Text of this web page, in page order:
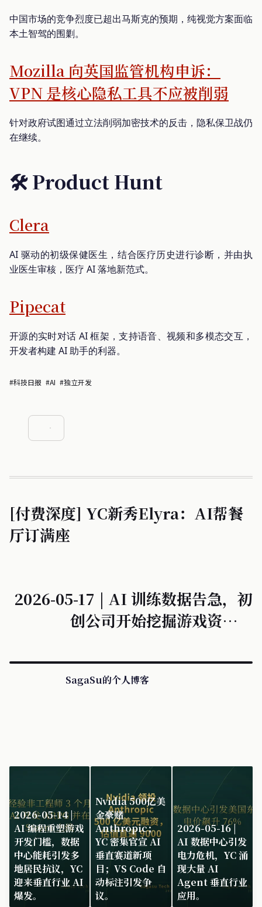
中国市场的竞争烈度已超出马斯克的预期，纯视觉方案面临
本土智驾的围剿。
Mozilla 向英国监管机构申诉：
VPN 是核心隐私工具不应被削弱
针对政府试图通过立法削弱加密技术的反击，隐私保卫战仍
在继续。
🛠️ Product Hunt
Clera
AI 驱动的初级保健医生，结合医疗历史进行诊断，并由执
业医生审核，医疗 AI 落地新范式。
Pipecat
开源的实时对话 AI 框架，支持语音、视频和多模态交互，
开发者构建 AI 助手的利器。
#科技日报 #AI #独立开发
[付费深度] YC新秀Elyra：AI帮餐
厅订满座
2026-05-17 | AI 训练数据告急，初
创公司开始挖掘游戏资产；
赛道。
SagaSu的个人博客
2026-05-14 |
AI 编程重塑游戏
开发门槛，数据
中心能耗引发多
地居民抗议，YC
迎来垂直行业 AI
爆发。
Nvidia 500亿美
金豪赌
Anthropic；
YC 密集官宣 AI
垂直赛道新项
目；VS Code 自
动标注引发争
议。
2026-05-16 |
AI 数据中心引发
电力危机，YC 涌
现大量 AI
Agent 垂直行业
应用。